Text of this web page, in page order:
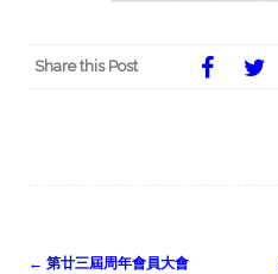
Share this Post
Post
← 第廿三屆周年會員大會